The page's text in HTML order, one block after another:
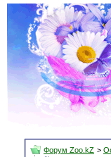
Форум Zoo.kZ >